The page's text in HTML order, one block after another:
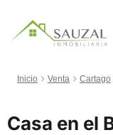
Inicio Venta Cartago
Casa en el